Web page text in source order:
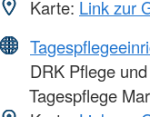
Karte: Link zur
DRK Pflege
Tagespflege